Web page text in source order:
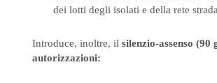
dei lotti degli isolati e della rete
Introduce, inoltre, il silenzio-assenso (90
autorizzazioni: